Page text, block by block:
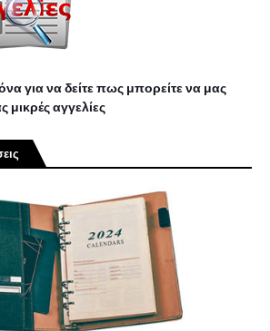
για να δείτε πως μπορείτε να μας
μικρές αγγελίες